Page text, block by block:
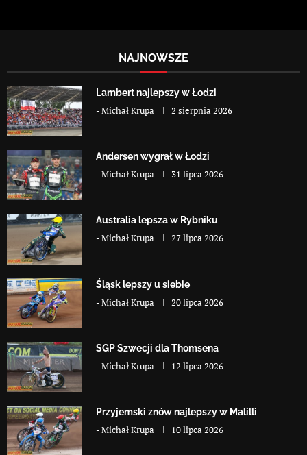
NAJNOWSZE
Lambert najlepszy w Łodzi
-Michał Krupa 2 sierpnia 2026
Andersen wygrał w Łodzi
-Michał Krupa 31 lipca 2026
Australia lepsza w Rybniku
-Michał Krupa 27 lipca 2026
Śląsk lepszy u siebie
-Michał Krupa 20 lipca 2026
SGP Szwecji dla Thomsena
-Michał Krupa 12 lipca 2026
Przyjemski znów najlepszy w Malilli
-Michał Krupa 10 lipca 2026